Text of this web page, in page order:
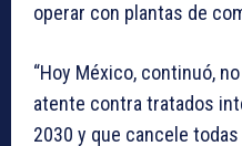
operar con plantas de
“Hoy México, continuó,
atente contra tratados
2030 y que cancele